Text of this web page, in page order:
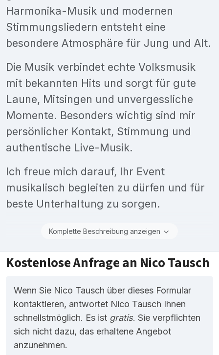
Harmonika-Musik und modernen
Stimmungsliedern entsteht eine
besondere Atmosphäre für Jung und Alt.
Die Musik verbindet echte Volksmusik
mit bekannten Hits und sorgt für gute
Laune, Mitsingen und unvergessliche
Momente. Besonders wichtig sind mir
persönlicher Kontakt, Stimmung und
authentische Live-Musik.
Ich freue mich darauf, Ihr Event
musikalisch begleiten zu dürfen und für
beste Unterhaltung zu sorgen.
Komplette Beschreibung anzeigen
Kostenlose Anfrage an Nico Tausch
Wenn Sie Nico Tausch über dieses Formular
kontaktieren, antwortet Nico Tausch Ihnen
schnellstmöglich. Es ist gratis. Sie verpflichten
sich nicht dazu, das erhaltene Angebot
anzunehmen.